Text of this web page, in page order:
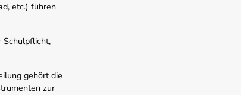
etc.) führen
Schulpflicht,
gehört die
zur